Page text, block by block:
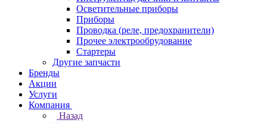
Осветительные приборы
Приборы
Проводка (реле, предохранители)
Прочее электрообрудование
Стартеры
Другие запчасти
Бренды
Акции
Услуги
Компания
Назад